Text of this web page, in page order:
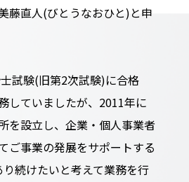
藤直人(びとうなおひと)と申
試験(旧第2次試験)に合格
していましたが、2011年に
を設立し、企業・個人事業者
ご事業の発展をサポートする
り続けたいと考えて業務を行